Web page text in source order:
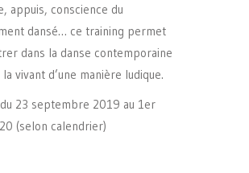
appuis, conscience du
dansé… ce training permet
dans la danse contemporaine
vivant d’une manière ludique.
23 septembre 2019 au 1er
(selon calendrier)